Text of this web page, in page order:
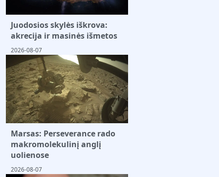
Juodosios skylės iškrova:
akrecija ir masinės išmetos
2026-08-07
Marsas: Perseverance rado
makromolekulinį anglį
uolienose
2026-08-07